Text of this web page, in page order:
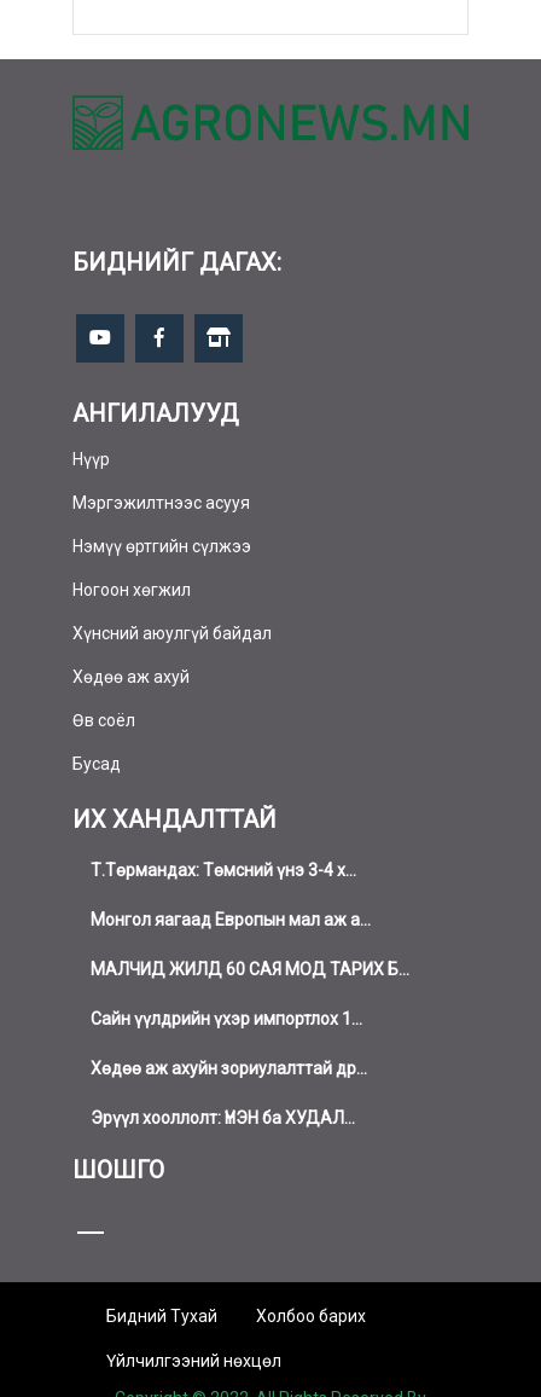
БИДНИЙГ ДАГАХ:
АНГИЛАЛУУД
Нүүр
Мэргэжилтнээс асууя
Нэмүү өртгийн сүлжээ
Ногоон хөгжил
Хүнсний аюулгүй байдал
Хөдөө аж ахуй
Өв соёл
Бусад
ИХ ХАНДАЛТТАЙ
Т.Төрмандах: Төмсний үнэ 3-4 х...
Монгол яагаад Европын мал аж а...
МАЛЧИД ЖИЛД 60 САЯ МОД ТАРИХ Б...
Сайн үүлдрийн үхэр импортлох 1...
Хөдөө аж ахуйн зориулалттай др...
Эрүүл хооллолт: ҮНЭН ба ХУДАЛ...
ШОШГО
Бидний Тухай Холбоо барих
Үйлчилгээний нөхцөл